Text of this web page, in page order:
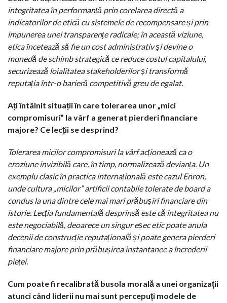
integritatea în performanță prin corelarea directă a
indicatorilor de etică cu sistemele de recompensare și prin
impunerea unei transparențe radicale; în această viziune,
etica încetează să fie un cost administrativ și devine o
monedă de schimb strategică ce reduce costul capitalului,
securizează loialitatea stakeholderilor și transformă
reputația într-o barieră competitivă greu de egalat.
Ați întâlnit situații în care tolerarea unor „mici
compromisuri” la vârf a generat pierderi financiare
majore? Ce lecții se desprind?
Tolerarea micilor compromisuri la vârf acționează ca o
eroziune invizibilă care, în timp, normalizează devianța. Un
exemplu clasic în practica internațională este cazul Enron,
unde cultura „micilor” artificii contabile tolerate de board a
condus la una dintre cele mai mari prăbușiri financiare din
istorie. Lecția fundamentală desprinsă este că integritatea nu
este negociabilă, deoarece un singur eșec etic poate anula
decenii de construcție reputațională și poate genera pierderi
financiare majore prin prăbușirea instantanee a încrederii
pieței.
Cum poate fi recalibrată busola morală a unei organizații
atunci când liderii nu mai sunt percepuți modele de